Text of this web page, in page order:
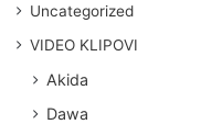
Uncategorized
VIDEO KLIPOVI
Akida
Dawa